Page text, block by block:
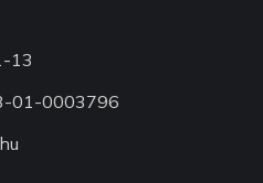
13
01-0003796